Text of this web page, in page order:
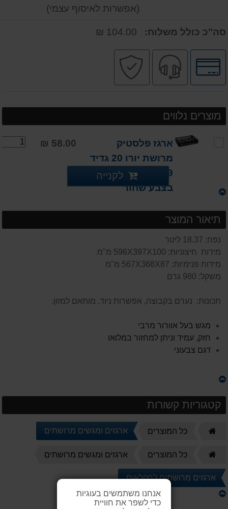
אנחנו משתמשים בעוגיות
כדי לשפר את חוויית
(אפשרות לאיסוף עצמי)
סה"כ כולל משלוח:
לחץ
לאפשרויות
תשלומים
שירות
מקצועי
מוצרים נלווים
ארגז פלסטיק
מרושת יורו 20 גדיד
19 ליטר לחקלאות
בצבע שחור
58.00 ₪
לקנייה
תיאור המוצר
נפח: 18.37 ליטר
מידות חיצוניות: 596X397X100 מ"מ
מידות פנימיות: 567X368X87 מ"מ
משקל: 980 גרם
תכונות: נערם בקבוצה, אפשרות ניוד, מותאם למזון.
מגש בעל אוורור מרבי
חזק, עמיד וניתן למחזור במלואו
דגם צבעוני
קטגוריות קשורות
כל המוצרים ארגזים ומגשים מרושתים
כל המוצרים ארגזים ומגשים מרושתים
ארגזים מרושתים לחקלאות